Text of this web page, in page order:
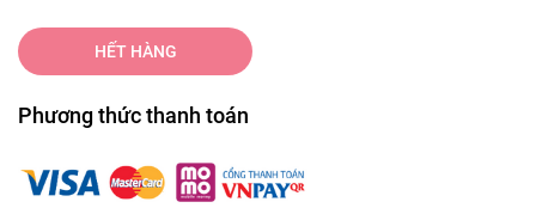
HẾT HÀNG
Phương thức thanh toán